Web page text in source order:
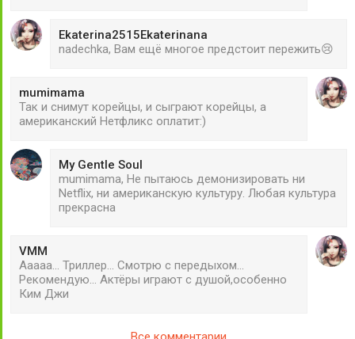
Ekaterina2515Ekaterinana
nadechka, Вам ещё многое предстоит пережить😢
mumimama
Так и снимут корейцы, и сыграют корейцы, а
американский Нетфликс оплатит:)
My Gentle Soul
mumimama, Не пытаюсь демонизировать ни
Netflix, ни американскую культуру. Любая культура
прекрасна
VMM
Ааааа... Триллер... Смотрю с передыхом...
Рекомендую... Актёры играют с душой,особенно
Ким Джи